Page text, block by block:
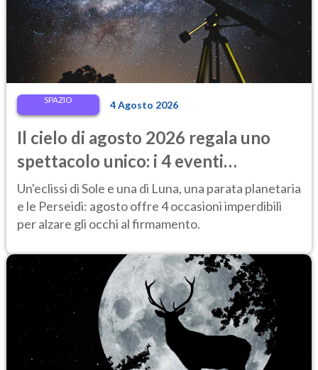
SPAZIO 4 Agosto 2026
Il cielo di agosto 2026 regala uno
spettacolo unico: i 4 eventi
astronomici da vedere
Un'eclissi di Sole e una di Luna, una parata planetaria
e le Perseidi: agosto offre 4 occasioni imperdibili
per alzare gli occhi al firmamento.